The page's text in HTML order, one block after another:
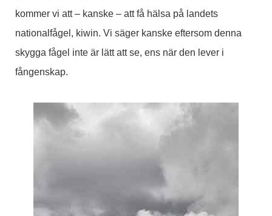
kommer vi att – kanske – att få hälsa på landets
nationalfågel, kiwin. Vi säger kanske eftersom denna
skygga fågel inte är lätt att se, ens när den lever i
fångenskap.